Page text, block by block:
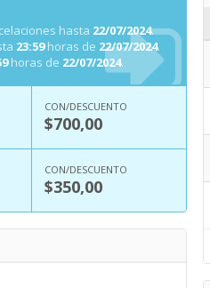
hasta 22/07/2024.
23:59horas de 22/07/2024.
horas de 22/07/2024.
CON/DESCUENTO
$700,00
CON/DESCUENTO
$350,00